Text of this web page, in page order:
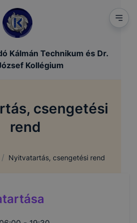
Kálmán Technikum és Dr.
Kollégium
csengetési
rend
/ Nyitvatartás, csengetési rend